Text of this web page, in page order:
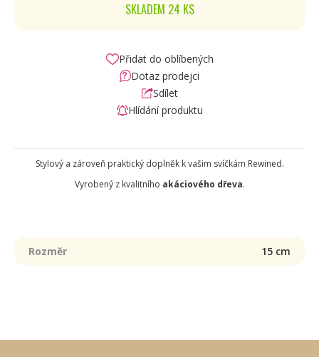
SKLADEM 24 KS
Přidat do oblíbených
Dotaz prodejci
Sdílet
Hlídání produktu
Stylový a zároveň praktický doplněk k vašim svíčkám Rewined.
Vyrobený z kvalitního akáciového dřeva.
Rozměr 15 cm